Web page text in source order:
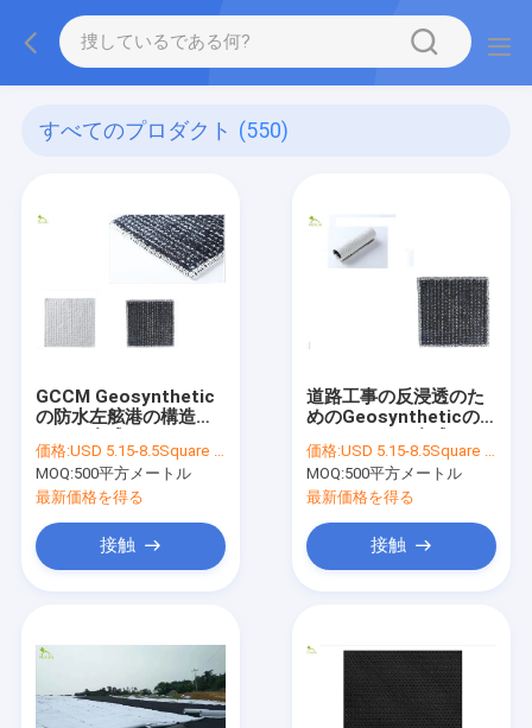
すべてのプロダクト (550)
GCCM Geosynthetic
の防水左舷港の構造の
のマット
価格:USD 5.15-8.5Square Meter
MOQ:500平方メートル
最新価格を得る
接触
道路工事の反浸透のた
めのGeosyntheticの
ット
価格:USD 5.15-8.5Square Meter
MOQ:500平方メートル
最新価格を得る
接触